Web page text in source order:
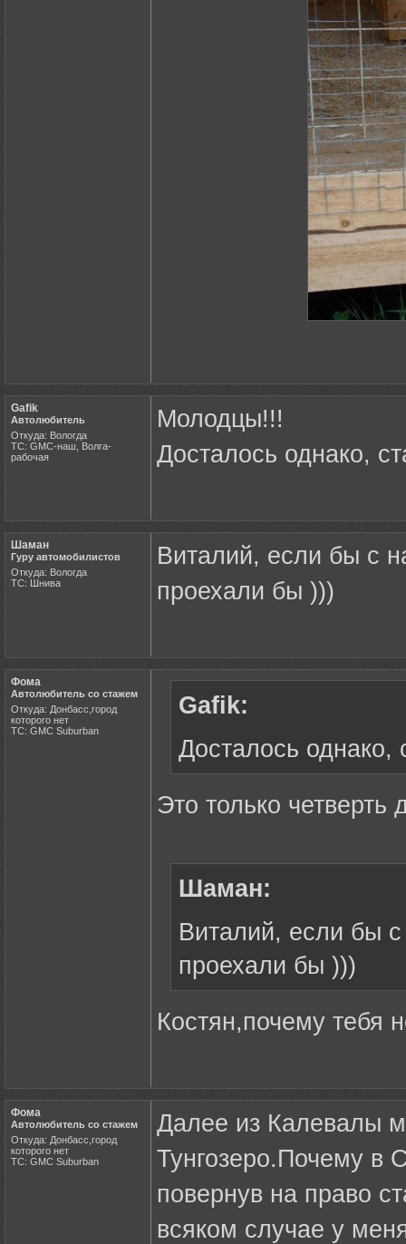
Gafik
Автолюбитель
Откуда: Вологда
ТС: GMC-наш, Волга-
рабочая
Молодцы!!!
Досталось однако,
Шаман
Гуру автомобилистов
Откуда: Вологда
ТС: Шнива
Виталий, если бы с
проехали бы )))
Фома
Автолюбитель со стажем
Откуда: Донбасс,город
которого нет
ТС: GMC Suburban
Gafik:
Досталось однако,
Это только
Шаман:
Виталий, если бы
проехали бы )))
Костян,почему тебя
Фома
Автолюбитель со стажем
Откуда: Донбасс,город
которого нет
ТС: GMC Suburban
Далее из Калевалы
Тунгозеро.Почему в
повернув на право
всяком случае у